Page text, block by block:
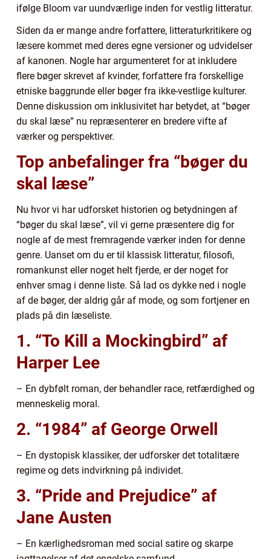
ifølge Bloom var uundværlige inden for vestlig litteratur.
Siden da er mange andre forfattere, litteraturkritikere og
læsere kommet med deres egne versioner og udvidelser
af kanonen. Nogle har argumenteret for at inkludere
flere bøger skrevet af kvinder, forfattere fra forskellige
etniske baggrunde eller bøger fra ikke-vestlige kulturer.
Denne diskussion om inklusivitet har betydet, at “bøger
du skal læse” nu repræsenterer en bredere vifte af
værker og perspektiver.
Top anbefalinger fra “bøger du
skal læse”
Nu hvor vi har udforsket historien og betydningen af
“bøger du skal læse”, vil vi gerne præsentere dig for
nogle af de mest fremragende værker inden for denne
genre. Uanset om du er til klassisk litteratur, filosofi,
romankunst eller noget helt fjerde, er der noget for
enhver smag i denne liste. Så lad os dykke ned i nogle
af de bøger, der aldrig går af mode, og som fortjener en
plads på din læseliste.
1. “To Kill a Mockingbird” af
Harper Lee
– En dybfølt roman, der behandler race, retfærdighed og
menneskelig moral.
2. “1984” af George Orwell
– En dystopisk klassiker, der udforsker det totalitære
regime og dets indvirkning på individet.
3. “Pride and Prejudice” af
Jane Austen
– En kærlighedsroman med social satire og skarpe